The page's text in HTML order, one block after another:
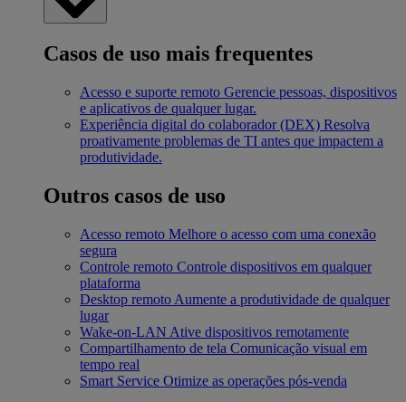
Casos de uso mais frequentes
Acesso e suporte remoto Gerencie pessoas, dispositivos
e aplicativos de qualquer lugar.
Experiência digital do colaborador (DEX) Resolva
proativamente problemas de TI antes que impactem a
produtividade.
Outros casos de uso
Acesso remoto Melhore o acesso com uma conexão
segura
Controle remoto Controle dispositivos em qualquer
plataforma
Desktop remoto Aumente a produtividade de qualquer
lugar
Wake-on-LAN Ative dispositivos remotamente
Compartilhamento de tela Comunicação visual em
tempo real
Smart Service Otimize as operações pós-venda